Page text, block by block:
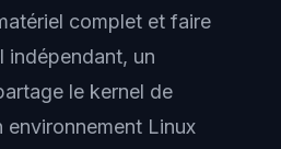
complet et faire
indépendant, un
le kernel de
Linux